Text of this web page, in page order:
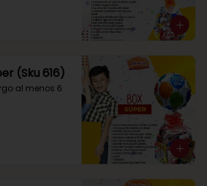
(Sku 616)
al menos 6